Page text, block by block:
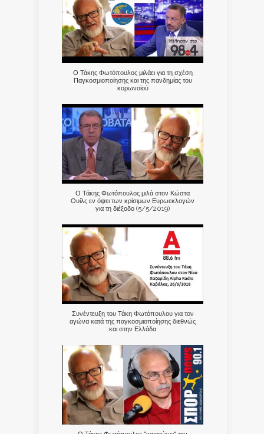
Ο Τάκης Φωτόπουλος μιλάει για τη σχέση
Παγκοσμιοποίησης και της πανδημίας του
κορωνοϊού
Ο Τάκης Φωτόπουλος μιλά στον Κώστα
Ουίλς εν όψει των κρίσιμων Ευρωεκλογών
για τη διέξοδο (5/5/2019)
Συνέντευξη του Τάκη Φωτόπουλου για τον
αγώνα κατά της παγκοσμιοποίησης διεθνώς
και στην Ελλάδα